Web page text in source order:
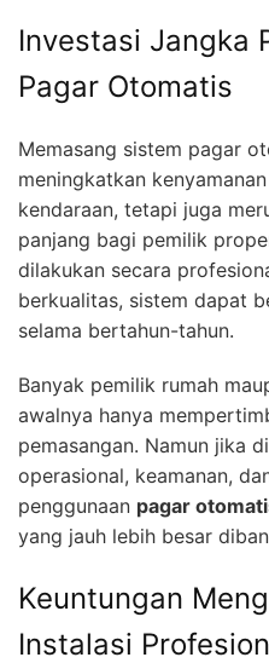
Investasi Jangka
Pagar Otomatis
Memasang sistem pagar
meningkatkan
kendaraan, tetapi juga
panjang bagi pemilik
dilakukan secara
berkualitas, sistem dapat
selama bertahun-tahun.
Banyak pemilik rumah
awalnya hanya
pemasangan. Namun jika
operasional, keamanan,
penggunaan pagar
yang jauh lebih besar
Keuntungan
Instalasi